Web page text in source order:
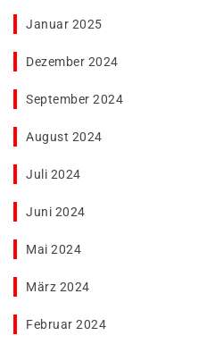
Januar 2025
Dezember 2024
September 2024
August 2024
Juli 2024
Juni 2024
Mai 2024
März 2024
Februar 2024